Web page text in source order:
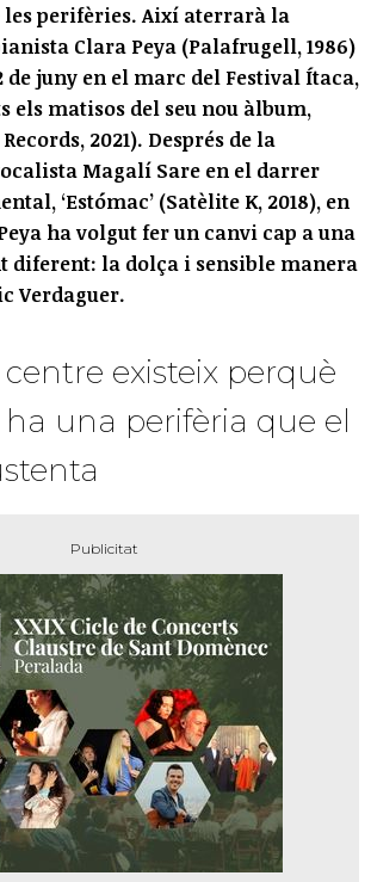
perifèries. Així aterrarà la
Clara Peya (Palafrugell, 1986)
de juny en el marc del Festival Ítaca,
els matisos del seu nou àlbum,
2021). Després de la
Magalí Sare en el darrer
‘Estómac’ (Satèlite K, 2018), en
ha volgut fer un canvi cap a una
diferent: la dolça i sensible manera
Verdaguer.
centre existeix perquè
ha una perifèria que el